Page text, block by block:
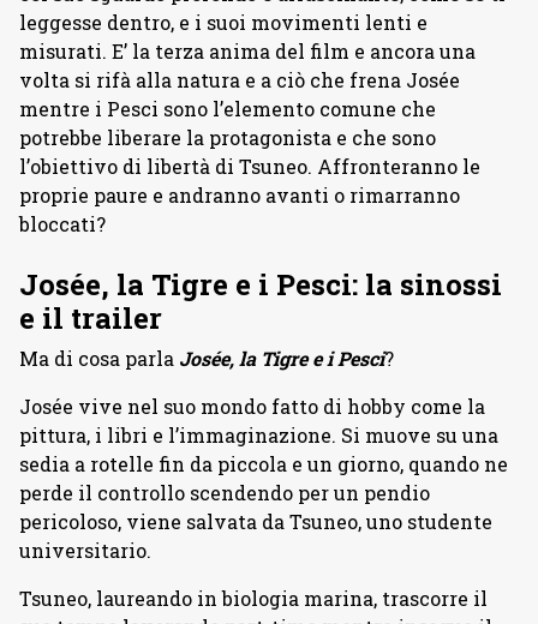
leggesse dentro, e i suoi movimenti lenti e
misurati. E’ la terza anima del film e ancora una
volta si rifà alla natura e a ciò che frena Josée
mentre i Pesci sono l’elemento comune che
potrebbe liberare la protagonista e che sono
l’obiettivo di libertà di Tsuneo. Affronteranno le
proprie paure e andranno avanti o rimarranno
bloccati?
Josée, la Tigre e i Pesci: la sinossi
e il trailer
Ma di cosa parla Josée, la Tigre e i Pesci?
Josée vive nel suo mondo fatto di hobby come la
pittura, i libri e l’immaginazione. Si muove su una
sedia a rotelle fin da piccola e un giorno, quando ne
perde il controllo scendendo per un pendio
pericoloso, viene salvata da Tsuneo, uno studente
universitario.
Tsuneo, laureando in biologia marina, trascorre il